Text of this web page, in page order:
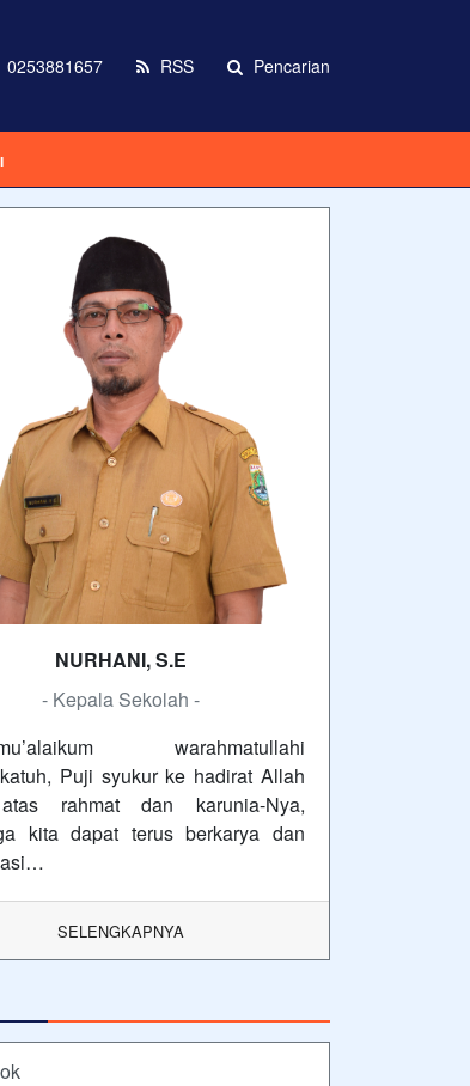
0253881657 RSS Pencarian
NURHANI, S.E
- Kepala Sekolah -
warahmatullahi
Puji syukur ke hadirat Allah
rahmat dan karunia-Nya,
kita dapat terus berkarya dan
SELENGKAPNYA